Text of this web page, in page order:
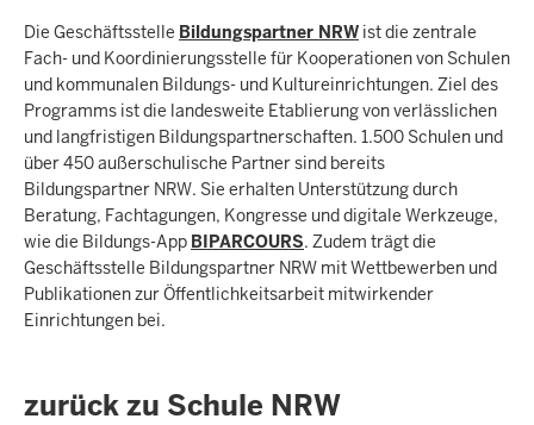
Die Geschäftsstelle Bildungspartner NRW ist die zentrale
Fach- und Koordinierungsstelle für Kooperationen von Schulen
und kommunalen Bildungs- und Kultureinrichtungen. Ziel des
Programms ist die landesweite Etablierung von verlässlichen
und langfristigen Bildungspartnerschaften. 1.500 Schulen und
über 450 außerschulische Partner sind bereits
Bildungspartner NRW. Sie erhalten Unterstützung durch
Beratung, Fachtagungen, Kongresse und digitale Werkzeuge,
wie die Bildungs-App BIPARCOURS. Zudem trägt die
Geschäftsstelle Bildungspartner NRW mit Wettbewerben und
Publikationen zur Öffentlichkeitsarbeit mitwirkender
Einrichtungen bei.
zurück zu Schule NRW